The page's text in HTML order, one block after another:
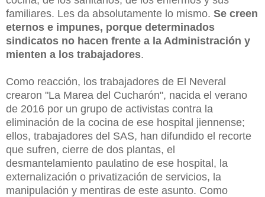
familiares. Les da absolutamente lo mismo. Se creen
eternos e impunes, porque determinados
sindicatos no hacen frente a la Administración y
mienten a los trabajadores.
Como reacción, los trabajadores de El Neveral
crearon "La Marea del Cucharón", nacida el verano
de 2016 por un grupo de activistas contra la
eliminación de la cocina de ese hospital jiennense;
ellos, trabajadores del SAS, han difundido el recorte
que sufren, cierre de dos plantas, el
desmantelamiento paulatino de ese hospital, la
externalización o privatización de servicios, la
manipulación y mentiras de este asunto. Como